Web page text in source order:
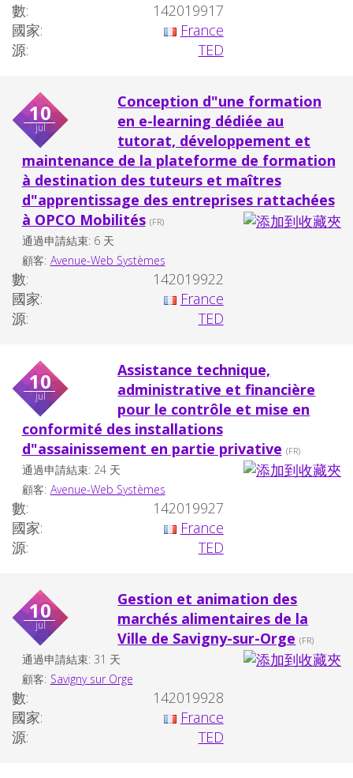
數:
142019917
國家:
France
源:
TED
10
jul
Conception d"une formation
en e-learning dédiée au
tutorat, développement et
maintenance de la plateforme de formation
à destination des tuteurs et maîtres
d"apprentissage des entreprises rattachées
à OPCO Mobilités (FR)
通過申請結束: 6 天
顧客: Avenue-Web Systèmes
數:
142019922
國家:
France
源:
TED
10
jul
Assistance technique,
administrative et financière
pour le contrôle et mise en
conformité des installations
d"assainissement en partie privative (FR)
通過申請結束: 24 天
顧客: Avenue-Web Systèmes
數:
142019927
國家:
France
源:
TED
10
jul
Gestion et animation des
marchés alimentaires de la
Ville de Savigny-sur-Orge (FR)
通過申請結束: 31 天
顧客: Savigny sur Orge
數:
142019928
國家:
France
源:
TED